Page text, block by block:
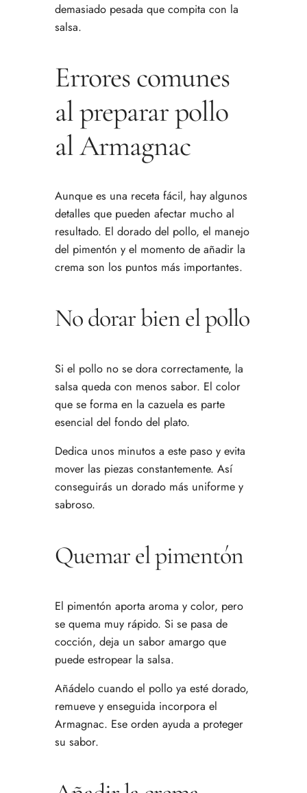
demasiado pesada que compita con la
salsa.
Errores comunes
al preparar pollo
al Armagnac
Aunque es una receta fácil, hay algunos
detalles que pueden afectar mucho al
resultado. El dorado del pollo, el manejo
del pimentón y el momento de añadir la
crema son los puntos más importantes.
No dorar bien el pollo
Si el pollo no se dora correctamente, la
salsa queda con menos sabor. El color
que se forma en la cazuela es parte
esencial del fondo del plato.
Dedica unos minutos a este paso y evita
mover las piezas constantemente. Así
conseguirás un dorado más uniforme y
sabroso.
Quemar el pimentón
El pimentón aporta aroma y color, pero
se quema muy rápido. Si se pasa de
cocción, deja un sabor amargo que
puede estropear la salsa.
Añádelo cuando el pollo ya esté dorado,
remueve y enseguida incorpora el
Armagnac. Ese orden ayuda a proteger
su sabor.